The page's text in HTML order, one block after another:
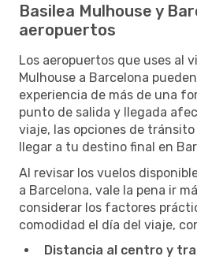
Basilea Mulhouse y
aeropuertos
Los aeropuertos que uses al
Mulhouse a Barcelona
experiencia de más de una
punto de salida y llegada
viaje, las opciones de
llegar a tu destino final en
Al revisar los vuelos
a Barcelona, vale la pena ir
considerar los factores
comodidad el día del viaje,
Distancia al centro y